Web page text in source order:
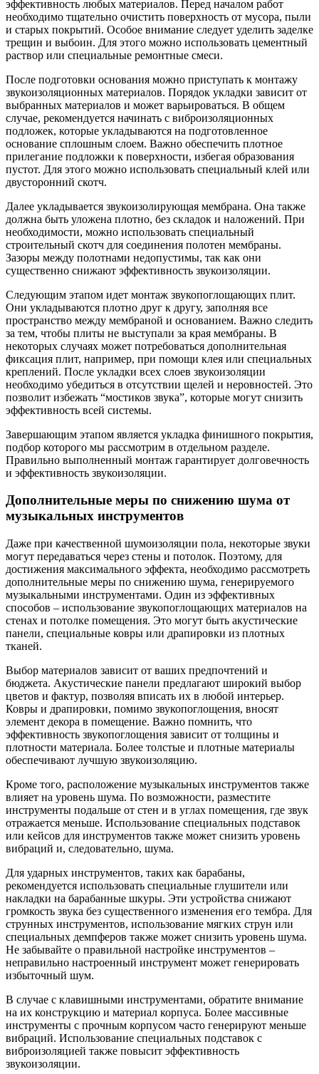
эффективность любых материалов. Перед началом работ
необходимо тщательно очистить поверхность от мусора, пыли
и старых покрытий. Особое внимание следует уделить заделке
трещин и выбоин. Для этого можно использовать цементный
раствор или специальные ремонтные смеси.
После подготовки основания можно приступать к монтажу
звукоизоляционных материалов. Порядок укладки зависит от
выбранных материалов и может варьироваться. В общем
случае, рекомендуется начинать с виброизоляционных
подложек, которые укладываются на подготовленное
основание сплошным слоем. Важно обеспечить плотное
прилегание подложки к поверхности, избегая образования
пустот. Для этого можно использовать специальный клей или
двусторонний скотч.
Далее укладывается звукоизолирующая мембрана. Она также
должна быть уложена плотно, без складок и наложений. При
необходимости, можно использовать специальный
строительный скотч для соединения полотен мембраны.
Зазоры между полотнами недопустимы, так как они
существенно снижают эффективность звукоизоляции.
Следующим этапом идет монтаж звукопоглощающих плит.
Они укладываются плотно друг к другу, заполняя все
пространство между мембраной и основанием. Важно следить
за тем, чтобы плиты не выступали за края мембраны. В
некоторых случаях может потребоваться дополнительная
фиксация плит, например, при помощи клея или специальных
креплений. После укладки всех слоев звукоизоляции
необходимо убедиться в отсутствии щелей и неровностей. Это
позволит избежать “мостиков звука”, которые могут снизить
эффективность всей системы.
Завершающим этапом является укладка финишного покрытия,
подбор которого мы рассмотрим в отдельном разделе.
Правильно выполненный монтаж гарантирует долговечность
и эффективность звукоизоляции.
Дополнительные меры по снижению шума от
музыкальных инструментов
Даже при качественной шумоизоляции пола, некоторые звуки
могут передаваться через стены и потолок. Поэтому, для
достижения максимального эффекта, необходимо рассмотреть
дополнительные меры по снижению шума, генерируемого
музыкальными инструментами. Один из эффективных
способов – использование звукопоглощающих материалов на
стенах и потолке помещения. Это могут быть акустические
панели, специальные ковры или драпировки из плотных
тканей.
Выбор материалов зависит от ваших предпочтений и
бюджета. Акустические панели предлагают широкий выбор
цветов и фактур, позволяя вписать их в любой интерьер.
Ковры и драпировки, помимо звукопоглощения, вносят
элемент декора в помещение. Важно помнить, что
эффективность звукопоглощения зависит от толщины и
плотности материала. Более толстые и плотные материалы
обеспечивают лучшую звукоизоляцию.
Кроме того, расположение музыкальных инструментов также
влияет на уровень шума. По возможности, разместите
инструменты подальше от стен и в углах помещения, где звук
отражается меньше. Использование специальных подставок
или кейсов для инструментов также может снизить уровень
вибраций и, следовательно, шума.
Для ударных инструментов, таких как барабаны,
рекомендуется использовать специальные глушители или
накладки на барабанные шкуры. Эти устройства снижают
громкость звука без существенного изменения его тембра. Для
струнных инструментов, использование мягких струн или
специальных демпферов также может снизить уровень шума.
Не забывайте о правильной настройке инструментов –
неправильно настроенный инструмент может генерировать
избыточный шум.
В случае с клавишными инструментами, обратите внимание
на их конструкцию и материал корпуса. Более массивные
инструменты с прочным корпусом часто генерируют меньше
вибраций. Использование специальных подставок с
виброизоляцией также повысит эффективность
звукоизоляции.